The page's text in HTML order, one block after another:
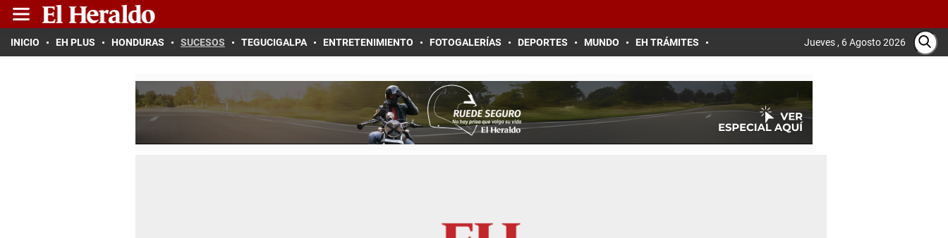
INICIO EH PLUS HONDURAS SUCESOS TEGUCIGALPA ENTRETENIMIENTO FOTOGALERÍAS DEPORTES MUNDO EH TRÁMITES Jueves , 6 Agosto 2026